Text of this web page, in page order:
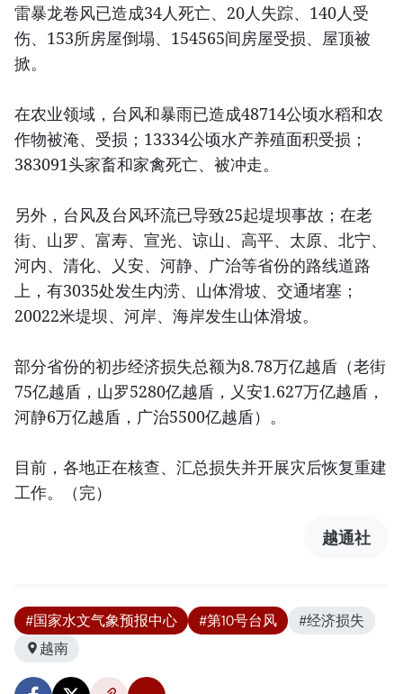
雷暴龙卷风已造成34人死亡、20人失踪、140人受
伤、153所房屋倒塌、154565间房屋受损、屋顶被
掀。
在农业领域，台风和暴雨已造成48714公顷水稻和农
作物被淹、受损；13334公顷水产养殖面积受损；
383091头家畜和家禽死亡、被冲走。
另外，台风及台风环流已导致25起堤坝事故；在老
街、山罗、富寿、宣光、谅山、高平、太原、北宁、
河内、清化、乂安、河静、广治等省份的路线道路
上，有3035处发生内涝、山体滑坡、交通堵塞；
20022米堤坝、河岸、海岸发生山体滑坡。
部分省份的初步经济损失总额为8.78万亿越盾（老街
75亿越盾，山罗5280亿越盾，乂安1.627万亿越盾，
河静6万亿越盾，广治5500亿越盾）。
目前，各地正在核查、汇总损失并开展灾后恢复重建
工作。（完）
越通社
#国家水文气象预报中心 #第10号台风
#经济损失
越南